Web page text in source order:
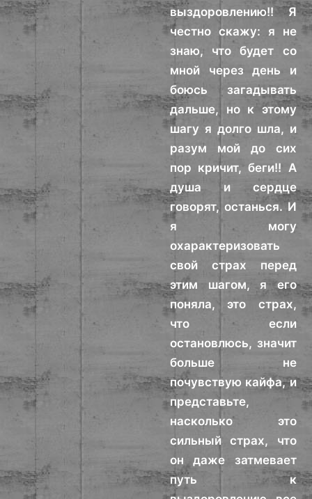
выздоровлению!! Я
честно скажу: я не
знаю, что будет со
мной через день и
боюсь загадывать
дальше, но к этому
шагу я долго шла, и
разум мой до сих
пор кричит, беги!! А
душа и сердце
говорят, останься. И
я могу
охарактеризовать
свой страх перед
этим шагом, я его
поняла, это страх,
что если
остановлюсь, значит
больше не
почувствую кайфа, и
представьте,
насколько это
сильный страх, что
он даже затмевает
путь к